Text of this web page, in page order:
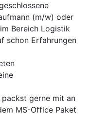
(m/w) oder
Bereich Logistik
schon Erfahrungen
gerne mit an
MS-Office Paket